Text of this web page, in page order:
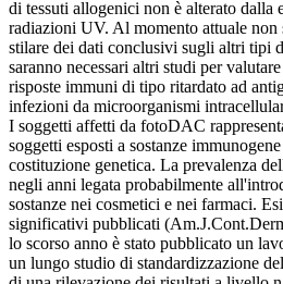
di tessuti allogenici non è alterato dalla
radiazioni UV. Al momento attuale non
stilare dei dati conclusivi sugli altri tipi
saranno necessari altri studi per
risposte immuni di tipo ritardato ad
infezioni da microorganismi
I soggetti affetti da fotoDAC
soggetti esposti a sostanze
costituzione genetica. La prevalenza
negli anni legata probabilmente
sostanze nei cosmetici e nei farmaci.
significativi pubblicati
lo scorso anno è stato pubblicato un
un lungo studio di standardizzazione